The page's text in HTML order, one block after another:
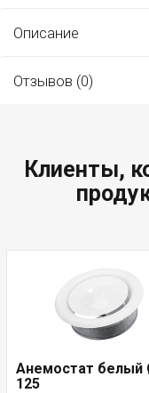
Описание
Отзывов (0)
Клиенты,
Анемостат белый
125